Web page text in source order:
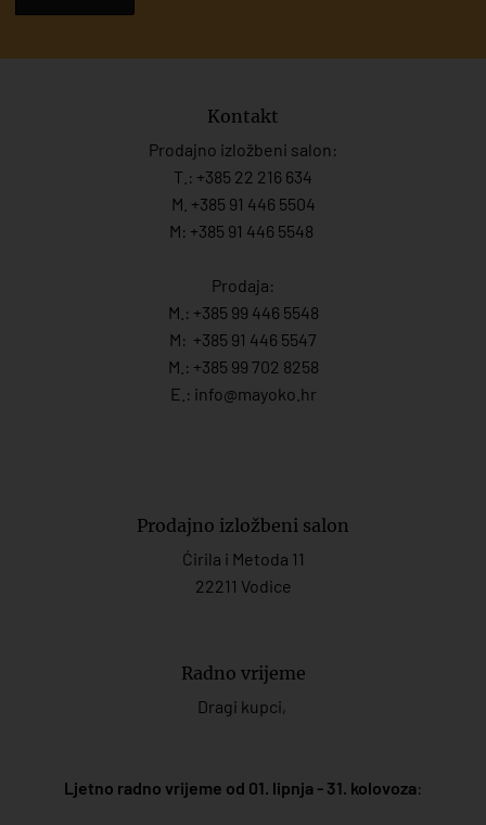
Kontakt
Prodajno izložbeni salon:
T.: +385 22 216 634
M. +385 91 446 5504
M: +385 91 446 5548
Prodaja:
M.: +385 99 446 5548
M: +385 91 446 5547
M.: +385 99 702 8258
E.: info@mayoko. hr
Prodajno izložbeni salon
Ćirila i Metoda 11
22211 Vodice
Radno vrijeme
Dragi kupci,
Ljetno radno vrijeme od 01. lipnja - 31. kolovoza: